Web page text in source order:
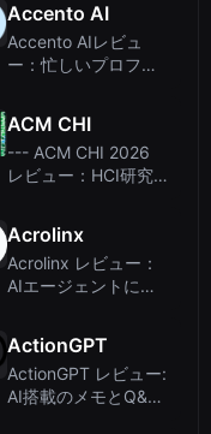
Accento AI
Accento AIレビュ
ー：忙しいプロフェ
テンツパー...
ACM CHI
--- ACM CHI 2026
レビュー：HCI研究
フォーム
Acrolinx
Acrolinx レビュー：
AIエージェントによ
イアンス
ActionGPT
ActionGPT レビュー:
AI搭載のメモとQ&A